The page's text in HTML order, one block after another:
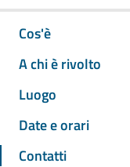
Cos'è
A chi è rivolto
Luogo
Date e orari
Contatti